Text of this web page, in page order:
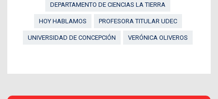
DEPARTAMENTO DE CIENCIAS LA TIERRA
HOY HABLAMOS PROFESORA TITULAR UDEC
UNIVERSIDAD DE CONCEPCIÓN VERÓNICA OLIVEROS